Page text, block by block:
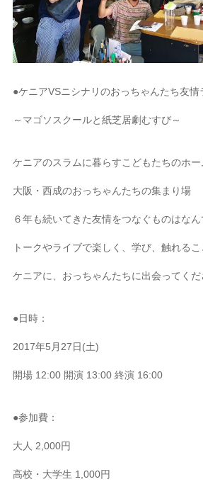
●ケニアVSニシナリのおっちゃんたち友情
～マゴソスクールと紙芝居劇むすび～
ケニアのスラムに暮らすこどもたちのホー
大阪・西成のおっちゃんたちの集まり場
６年も続いてきた友情をつなぐものはなん
トークやライブで楽しく、学び、触れる
ケニアに、おっちゃんたちに出会ってくだ
●日時：
2017年5月27日(土)
開場 12:00 開演 13:00 終演 16:00
●参加費：
大人 2,000円
高校・大学生 1,000円